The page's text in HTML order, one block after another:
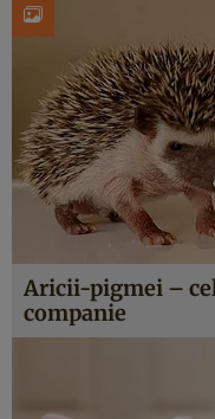
Aricii-pigmei –
companie